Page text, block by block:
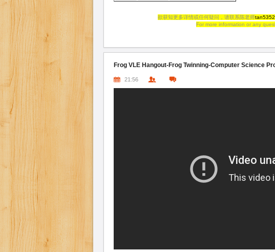
欲获知更多详情或任何疑问，请联系陈老师
For more information or any
Frog VLE Hangout-Frog Twinning-Computer Science
21:56